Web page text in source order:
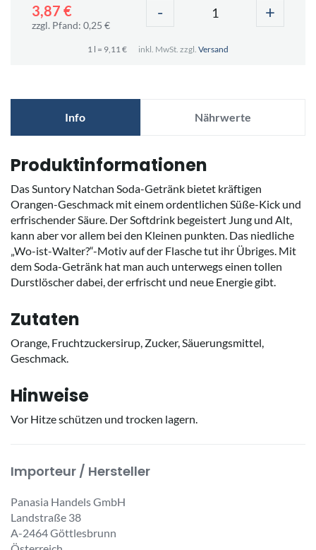
3,87 €
zzgl. Pfand: 0,25 €
- +
1 l = 9,11 € inkl. MwSt. zzgl. Versand
Info Nährwerte
Produktinformationen
Das Suntory Natchan Soda-Getränk bietet kräftigen
Orangen-Geschmack mit einem ordentlichen Süße-Kick und
erfrischender Säure. Der Softdrink begeistert Jung und Alt,
kann aber vor allem bei den Kleinen punkten. Das niedliche
„Wo-ist-Walter?“-Motiv auf der Flasche tut ihr Übriges. Mit
dem Soda-Getränk hat man auch unterwegs einen tollen
Durstlöscher dabei, der erfrischt und neue Energie gibt.
Zutaten
Orange, Fruchtzuckersirup, Zucker, Säuerungsmittel,
Geschmack.
Hinweise
Vor Hitze schützen und trocken lagern.
Importeur / Hersteller
Panasia Handels GmbH
Landstraße 38
A-2464 Göttlesbrunn